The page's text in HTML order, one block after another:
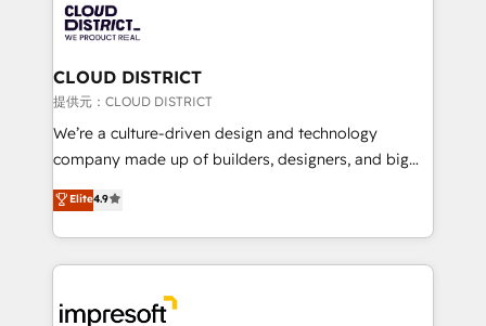
500+ HubSpot implementations, building end-to-
end solutions that integrate CRM, AI automation,
inbound and loop marketing, content, and digital
creativity. Our multicultural team works in Spanish,
Portuguese, and English to design scalable strategies
that drive measurable growth. 🌎 Highlights: • 10+
Platform Migration Excellence. • Top 3 Partner of the
Year LATAM 2022, 2023, 2024, 2025. • Partner of the
business with HubSpot? Let Cebra’s experts help
CLOUD DISTRICT
提供元：CLOUD DISTRICT
We’re a culture-driven design and technology
company made up of builders, designers, and big
thinkers. We blend strategy, design, and
development—always fueled by curiosity—to turn
ideas, opportunities, and challenges into meaningful
experiences. To us, technology is more than just
and—most importantly—simple. That’s why we lean
Elite4.9